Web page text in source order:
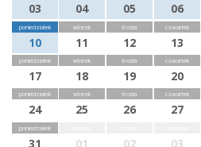
03 04 05 06
poniedziałek
10
wtorek
11
środa
12
czwartek
13
poniedziałek
17
wtorek
18
środa
19
czwartek
20
poniedziałek
24
wtorek
25
środa
26
czwartek
27
poniedziałek
31 01 02 03